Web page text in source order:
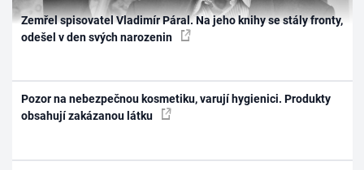
Zemřel spisovatel Vladimír Páral. Na jeho knihy se stály fronty,
odešel v den svých narozenin
Pozor na nebezpečnou kosmetiku, varují hygienici. Produkty
obsahují zakázanou látku